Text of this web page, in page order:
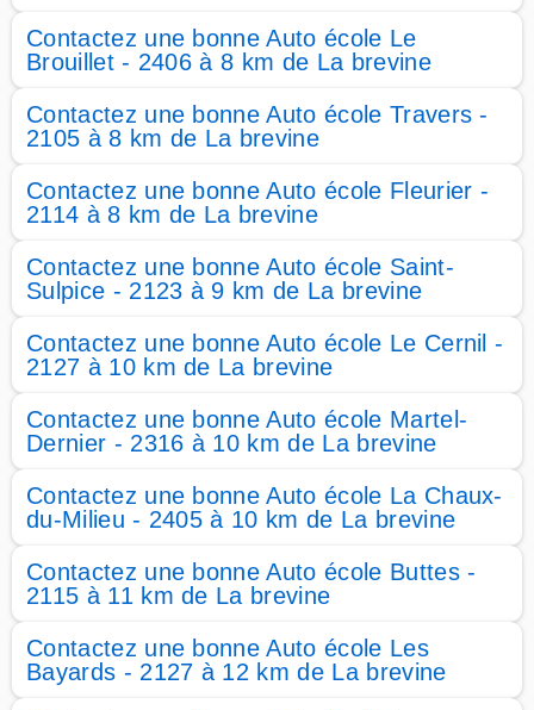
Contactez une bonne Auto école Le
Brouillet - 2406 à 8 km de La brevine
Contactez une bonne Auto école Travers -
2105 à 8 km de La brevine
Contactez une bonne Auto école Fleurier -
2114 à 8 km de La brevine
Contactez une bonne Auto école Saint-
Sulpice - 2123 à 9 km de La brevine
Contactez une bonne Auto école Le Cernil -
2127 à 10 km de La brevine
Contactez une bonne Auto école Martel-
Dernier - 2316 à 10 km de La brevine
Contactez une bonne Auto école La Chaux-
du-Milieu - 2405 à 10 km de La brevine
Contactez une bonne Auto école Buttes -
2115 à 11 km de La brevine
Contactez une bonne Auto école Les
Bayards - 2127 à 12 km de La brevine